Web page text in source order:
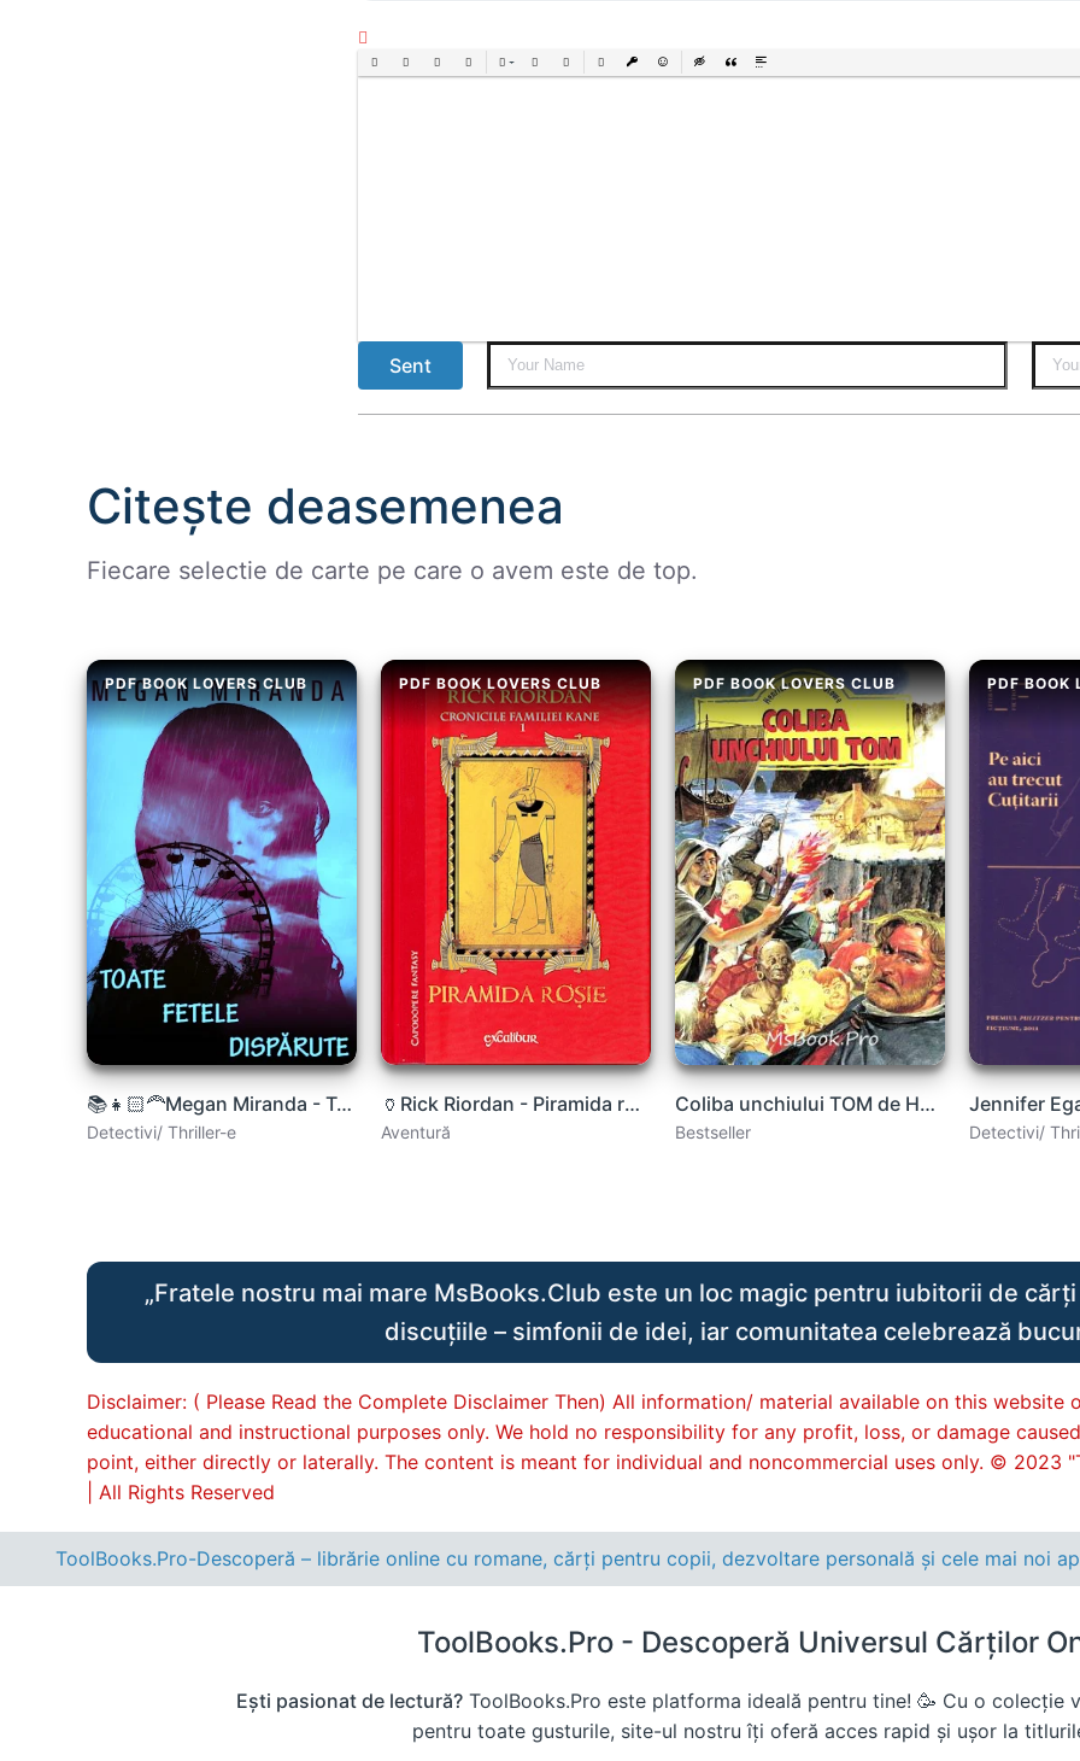
Bold Italic UnderlineStrikethrough
AlignOrdered List
Unordered List
Insert LinkInsert protected link
EmoticonsInsert hidden text
Insert Quote
Insert spoiler
Sent
Citește deasemenea
Fiecare selectie de carte pe care o avem este de top.
PDF BOOK LOVERS CLUB
📚👧🏻‍🦰Megan Miranda - Toate fetele dispărute
Detectivi/ Thriller-e
PDF BOOK LOVERS CLUB
🏺Rick Riordan - Piramida roşie
Aventură
PDF BOOK LOVERS CLUB
Coliba unchiului TOM de HARRIET BEECHER STOWE carte .PDF
Bestseller
PDF BOOK
Detectivi/
„Fratele nostru mai mare MsBooks.Club este un loc magic pentru iubitorii de
discuțiile – simfonii de idei, iar comunitatea celebrează
Disclaimer: ( Please Read the Complete Disclaimer Then) All information/ material available on this
educational and instructional purposes only. We hold no responsibility for any profit, loss, or damage
point, either directly or laterally. The content is meant for individual and noncommercial uses only. © 2023
| All Rights Reserved
ToolBooks.Pro-Descoperă – librărie online cu romane, cărți pentru copii, dezvoltare personală și cele mai noi
ToolBooks.Pro - Descoperă Universul Cărților
Ești pasionat de lectură? ToolBooks.Pro este platforma ideală pentru tine! 🥳 Cu o colecție
pentru toate gusturile, site-ul nostru îți oferă acces rapid și ușor la